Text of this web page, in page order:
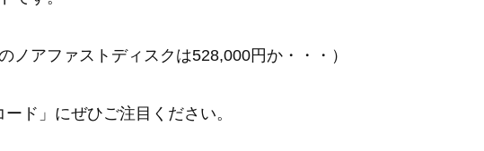
ノアファストディスクは528,000円か・・・）
ド」にぜひご注目ください。